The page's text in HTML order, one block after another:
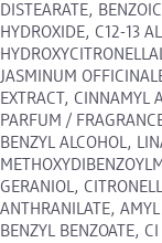
DISTEARATE,
HYDROXIDE, C12-13
JASMINUM
EXTRACT, CINNAMYL
PARFUM /
BENZYL ALCOHOL,
GERANIOL,
ANTHRANILATE,
BENZYL BENZOATE,